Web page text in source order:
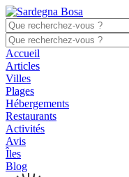
Accueil
Articles
Villes
Plages
Hébergements
Restaurants
Activités
Avis
Îles
Blog